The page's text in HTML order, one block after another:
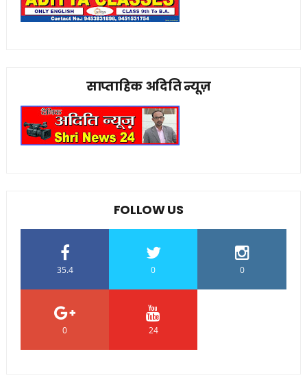
साप्ताहिक अदिति न्यूज़
FOLLOW US
35.4 0 0
0 24